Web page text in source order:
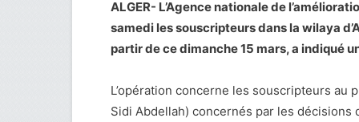
ALGER- L’Agence nationale de
samedi les souscripteurs dans la wilaya
partir de ce dimanche 15 mars, a indiqué
L’opération concerne les souscripteurs au
Sidi Abdellah) concernés par les décisions